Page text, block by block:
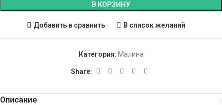
В КОРЗИНУ
Добавить в сравнить В список желаний
Категория: Малина
Share:
Описание